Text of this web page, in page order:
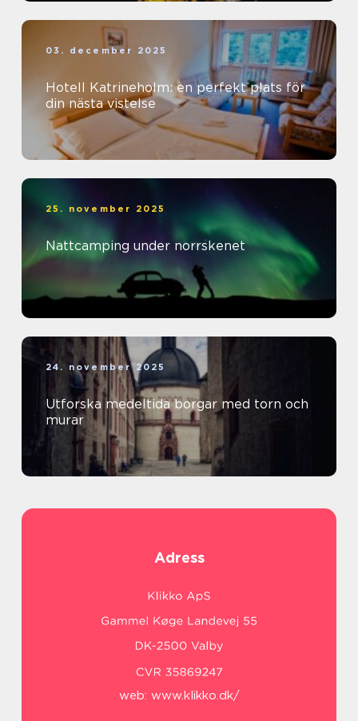
03. december 2025
Hotell Katrineholm: en perfekt plats för
din nästa vistelse
25. november 2025
Nattcamping under norrskenet
24. november 2025
Utforska medeltida borgar med torn och
murar
Adress
web: www.klikko.dk/